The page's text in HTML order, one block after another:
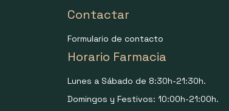
Contactar
Formulario de contacto
Horario Farmacia
Lunes a Sábado de 8:30h-21:30h.
Domingos y Festivos: 10:00h-21:00h.